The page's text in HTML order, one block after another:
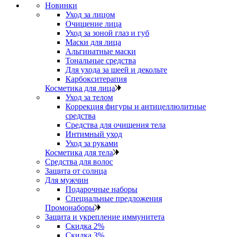
Новинки
Уход за лицом
Очищение лица
Уход за зоной глаз и губ
Маски для лица
Альгинатные маски
Тональные средства
Для ухода за шеей и декольте
Карбокситерапия
Косметика для лица
Уход за телом
Коррекция фигуры и антицеллюлитные
средства
Средства для очищения тела
Интимный уход
Уход за руками
Косметика для тела
Средства для волос
Защита от солнца
Для мужчин
Подарочные наборы
Специальные предложения
Промонаборы
Защита и укрепление иммунитета
Скидка 2%
Скидка 3%